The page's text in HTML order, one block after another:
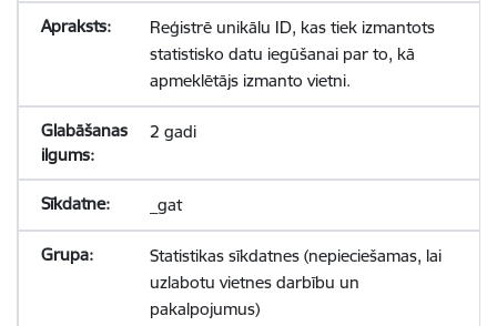
Reģistrē unikālu ID, kas tiek izmantots
statistisko datu iegūšanai par to, kā
apmeklētājs izmanto vietni.
2 gadi
_gat
Statistikas sīkdatnes (nepieciešamas, lai
uzlabotu vietnes darbību un
pakalpojumus)